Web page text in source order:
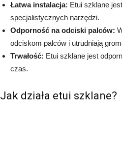
Łatwa instalacja: Etui szklane
specjalistycznych narzędzi.
Odporność na odciski palców:
odciskom palców i utrudniają
Trwałość: Etui szklane jest
czas.
Jak działa etui szklane?